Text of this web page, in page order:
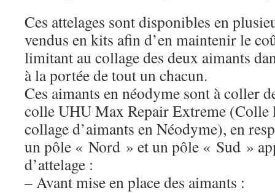
Ces attelages sont disponibles en
vendus en kits afin d’en maintenir le
limitant au collage des deux aimants
à la portée de tout un chacun.
Ces aimants en néodyme sont à coller
colle UHU Max Repair Extreme (Colle
collage d’aimants en Néodyme), en
un pôle « Nord » et un pôle « Sud »
d’attelage :
– Avant mise en place des aimants :